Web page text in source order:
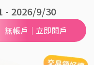
- 2026/9/30
無帳戶｜立即開戶